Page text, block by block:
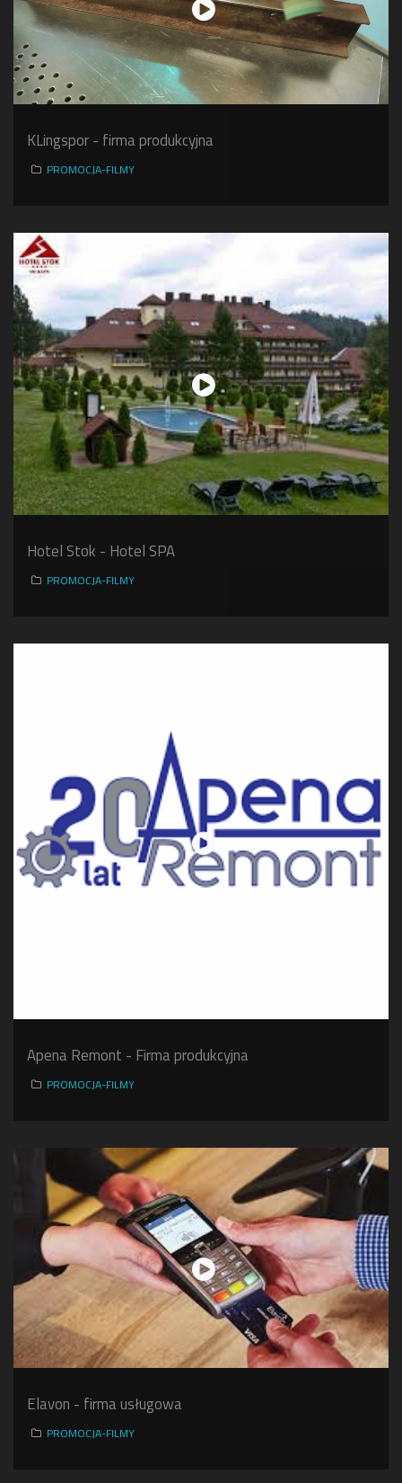
KLingspor - firma produkcyjna
PROMOCJA-FILMY
Hotel Stok - Hotel SPA
PROMOCJA-FILMY
Apena Remont - Firma produkcyjna
PROMOCJA-FILMY
Elavon - firma usługowa
PROMOCJA-FILMY